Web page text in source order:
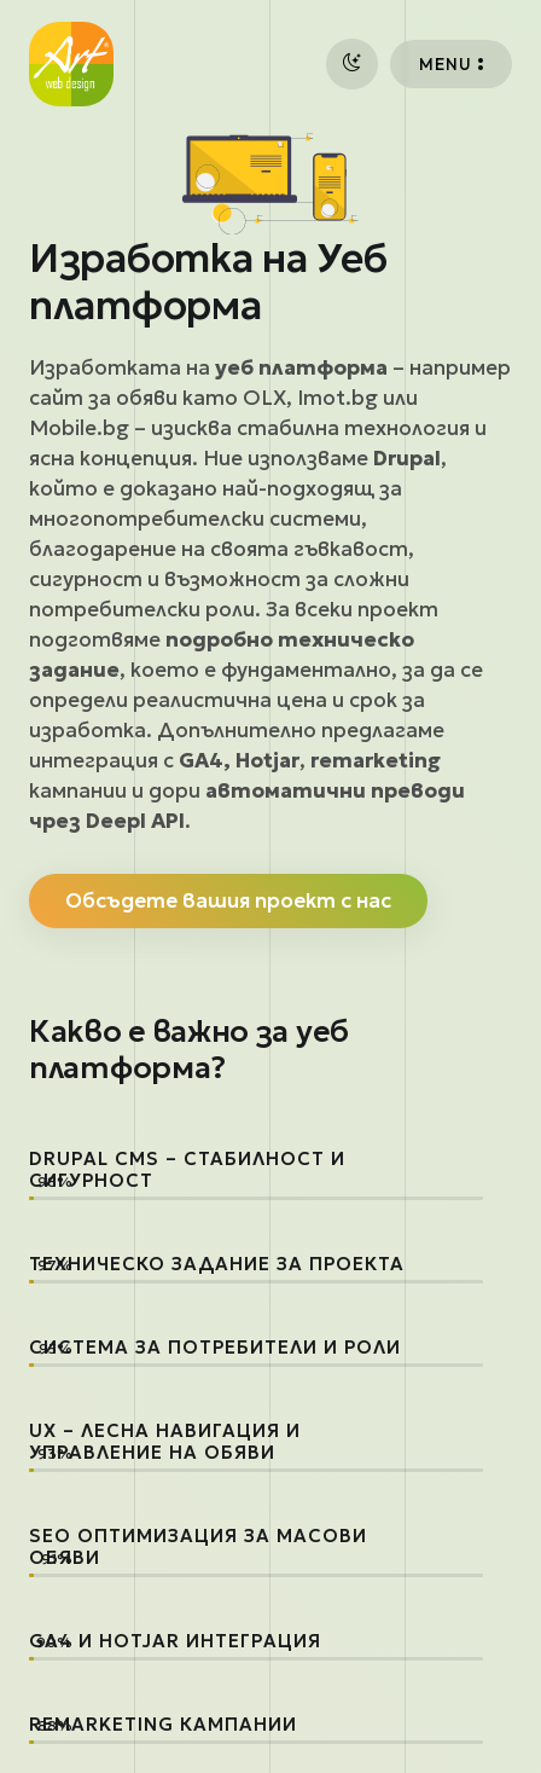
MENU
Изработка на Уеб
платформа
Изработката на уеб платформа – например
сайт за обяви като OLX, Imot.bg или
Mobile.bg – изисква стабилна технология и
ясна концепция. Ние използваме Drupal,
който е доказано най-подходящ за
многопотребителски системи,
благодарение на своята гъвкавост,
сигурност и възможност за сложни
потребителски роли. За всеки проект
подготвяме подробно техническо
задание, което е фундаментално, за да се
определи реалистична цена и срок за
изработка. Допълнително предлагаме
интеграция с GA4, Hotjar, remarketing
кампании и дори автоматични преводи
чрез Deepl API.
Обсъдете вашия проект с нас
Какво е важно за уеб
платформа?
DRUPAL CMS – СТАБИЛНОСТ И
СИГУРНОСТ
ТЕХНИЧЕСКО ЗАДАНИЕ ЗА ПРОЕКТА
СИСТЕМА ЗА ПОТРЕБИТЕЛИ И РОЛИ
UX – ЛЕСНА НАВИГАЦИЯ И
УПРАВЛЕНИЕ НА ОБЯВИ
SEO ОПТИМИЗАЦИЯ ЗА МАСОВИ
ОБЯВИ
GA4 И HOTJAR ИНТЕГРАЦИЯ
REMARKETING КАМПАНИИ